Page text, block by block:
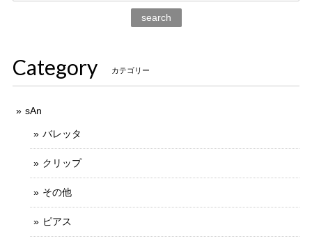
search
Category カテゴリー
sAn
バレッタ
クリップ
その他
ピアス